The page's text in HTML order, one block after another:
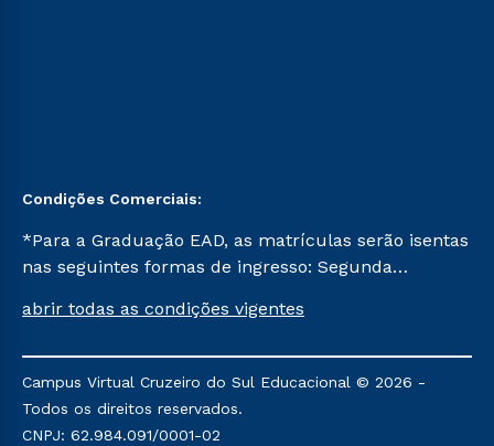
Condições Comerciais:
*Para a Graduação EAD, as matrículas serão isentas
nas seguintes formas de ingresso: Segunda
Já para as demais, a taxa de matrícula será de R$
mencionadas são referentes aos cursos: Ensino
Religioso, Geografia para a Docência e Metodologia
do Ensino de História: Questões Atuais.
abrir todas as condições vigentes
Campus Virtual Cruzeiro do Sul Educacional © 2026 -
Todos os direitos reservados.
CNPJ: 62.984.091/0001-02